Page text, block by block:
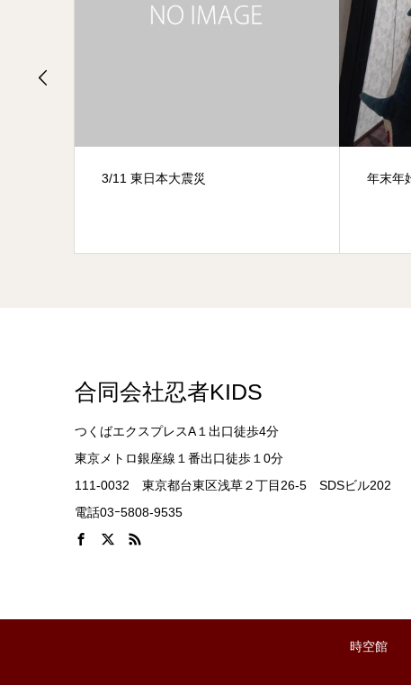
合同会社忍者KIDS
つくばエクスプレスA１出口徒歩4分
東京メトロ銀座線１番出口徒歩１0分
111-0032 東京都台東区浅草２丁目26-5 SDSビル202
電話03ｰ5808-9535
時空館